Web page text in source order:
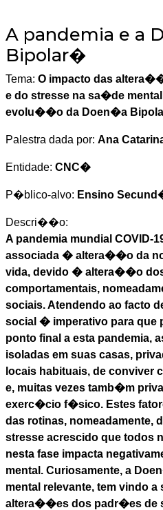
A pandemia e a
Bipolar�
Tema: O impacto das
e do stresse na sa�de
evolu��o da Doen�a
Palestra dada por: Ana
Entidade: CNC�
P�blico-alvo: Ensino
Descri��o:
A pandemia mundial COVID-
associada � altera��o da
vida, devido � altera��o
comportamentais,
sociais. Atendendo ao facto
social � imperativo para que
ponto final a esta pandemia,
isoladas em suas casas,
locais habituais, de conviver
e, muitas vezes tamb�m
exerc�cio f�sico. Estes
das rotinas, nomeadamente,
stresse acrescido que todos
nesta fase impacta
mental. Curiosamente, a
mental relevante, tem vindo a
altera��es dos padr�es de